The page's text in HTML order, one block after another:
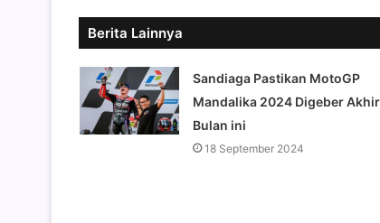
Berita Lainnya
Sandiaga Pastikan MotoGP
Mandalika 2024 Digeber Akhir
Bulan ini
18 September 2024